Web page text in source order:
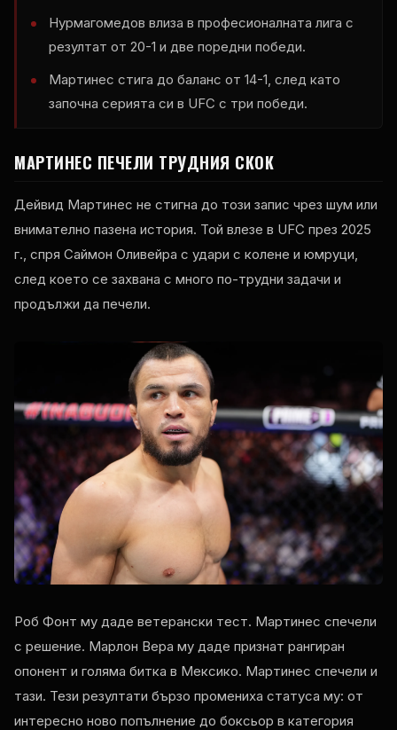
Нурмагомедов влиза в професионалната лига с
резултат от 20-1 и две поредни победи.
Мартинес стига до баланс от 14-1, след като
започна серията си в UFC с три победи.
МАРТИНЕС ПЕЧЕЛИ ТРУДНИЯ СКОК
Дейвид Мартинес не стигна до този запис чрез шум или
внимателно пазена история. Той влезе в UFC през 2025
г., спря Саймон Оливейра с удари с колене и юмруци,
след което се захвана с много по-трудни задачи и
продължи да печели.
Роб Фонт му даде ветерански тест. Мартинес спечели
с решение. Марлон Вера му даде признат рангиран
опонент и голяма битка в Мексико. Мартинес спечели и
тази. Тези резултати бързо промениха статуса му: от
интересно ново попълнение до боксьор в категория